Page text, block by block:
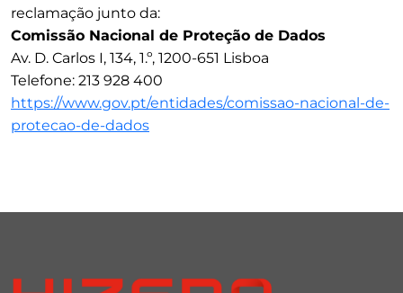
reclamação junto da:
Comissão Nacional de Proteção de Dados
Av. D. Carlos I, 134, 1.º, 1200-651 Lisboa
Telefone: 213 928 400
https://www.gov.pt/entidades/comissao-nacional-de-
protecao-de-dados